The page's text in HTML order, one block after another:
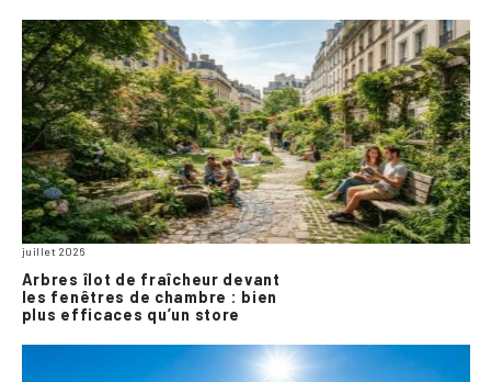
juillet 2026
Arbres îlot de fraîcheur devant
les fenêtres de chambre : bien
plus efficaces qu’un store